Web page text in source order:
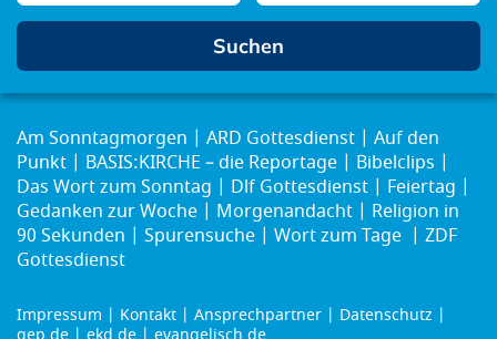
Am Sonntagmorgen ARD Gottesdienst
Auf den
Punkt
BASIS:KIRCHE – die Reportage
Bibelclips
Das Wort zum Sonntag
Dlf Gottesdienst
Feiertag
Gedanken zur Woche
Morgenandacht
Religion in
90 Sekunden
Spurensuche Wort zum Tage
ZDF
Gottesdienst
Impressum Kontakt Ansprechpartner
Datenschutz